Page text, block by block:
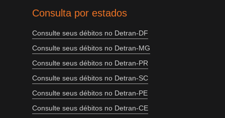
Consulta por estados
Consulte seus débitos no Detran-DF
Consulte seus débitos no Detran-MG
Consulte seus débitos no Detran-PR
Consulte seus débitos no Detran-SC
Consulte seus débitos no Detran-PE
Consulte seus débitos no Detran-CE